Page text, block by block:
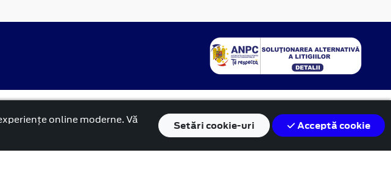
online moderne. Vă
Setăricookie-uri Acceptă cookie